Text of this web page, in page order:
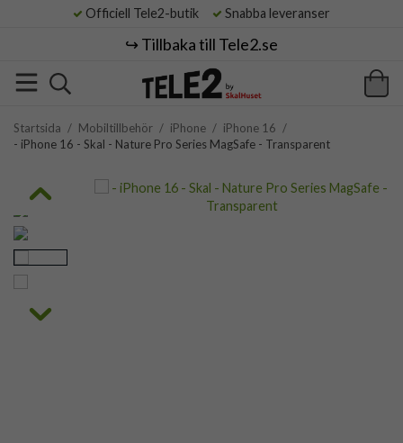
Officiell Tele2-butik Snabba leveranser
↪️ Tillbaka till Tele2.se
Startsida / Mobiltillbehör / iPhone / iPhone 16 /
- iPhone 16 - Skal - Nature Pro Series MagSafe - Transparent